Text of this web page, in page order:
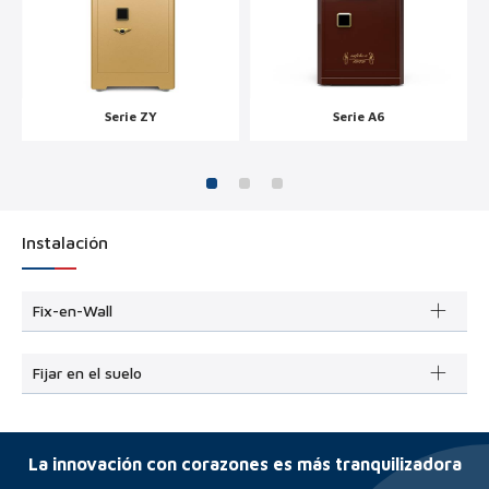
Serie ZY Serie A6
Instalación
Fix-en-Wall
Fijar en el suelo
La innovación con corazones es más tranquilizadora